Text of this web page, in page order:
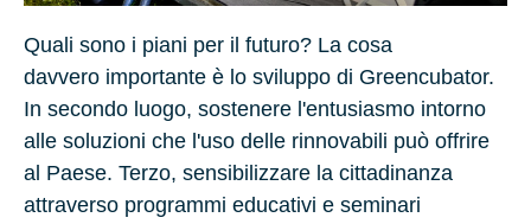
Quali sono i piani per il futuro? La cosa
davvero importante è lo sviluppo di Greencubator.
In secondo luogo, sostenere l'entusiasmo intorno
alle soluzioni che l'uso delle rinnovabili può offrire
al Paese. Terzo, sensibilizzare la cittadinanza
attraverso programmi educativi e seminari